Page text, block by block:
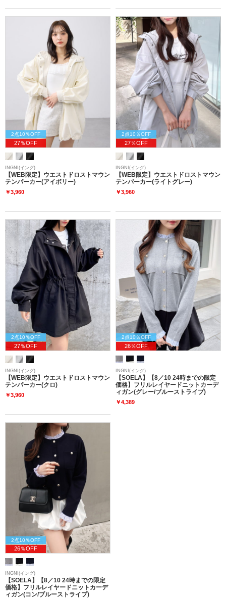
2点10％OFF
27％OFF
INGNI(イング)
【WEB限定】ウエストドロストマウン
テンパーカー(アイボリー)
￥3,960
2点10％OFF
27％OFF
INGNI(イング)
【WEB限定】ウエストドロストマウン
テンパーカー(ライトグレー)
￥3,960
2点10％OFF
27％OFF
INGNI(イング)
【WEB限定】ウエストドロストマウン
テンパーカー(クロ)
￥3,960
2点10％OFF
26％OFF
INGNI(イング)
【SOELA】【8／10 24時までの限定
価格】フリルレイヤードニットカーデ
ィガン(グレー/ブルーストライプ)
￥4,389
2点10％OFF
26％OFF
INGNI(イング)
【SOELA】【8／10 24時までの限定
価格】フリルレイヤードニットカーデ
ィガン(コン/ブルーストライプ)